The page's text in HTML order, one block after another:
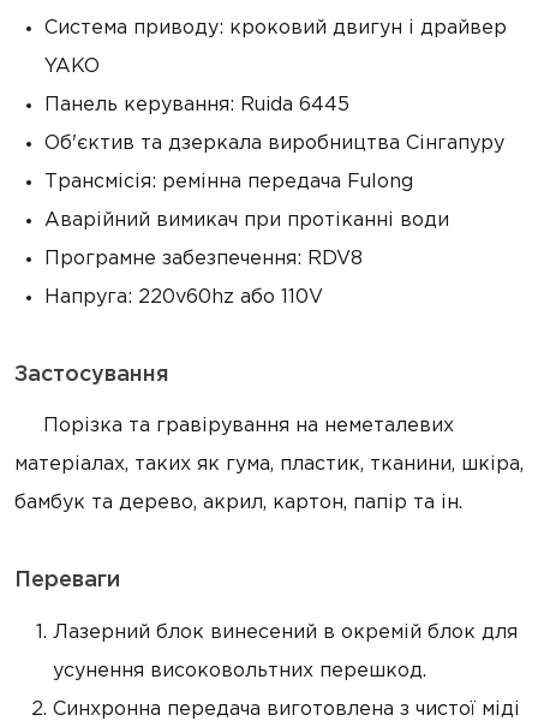
Система приводу: кроковий двигун і драйвер
YAKO
Панель керування: Ruida 6445
Об'єктив та дзеркала виробництва Сінгапуру
Трансмісія: ремінна передача Fulong
Аварійний вимикач при протіканні води
Програмне забезпечення: RDV8
Напруга: 220v60hz або 110V
Застосування
Порізка та гравірування на неметалевих
матеріалах, таких як гума, пластик, тканини, шкіра,
бамбук та дерево, акрил, картон, папір та ін.
Переваги
Лазерний блок винесений в окремій блок для
усунення високовольтних перешкод.
Синхронна передача виготовлена з чистої міді